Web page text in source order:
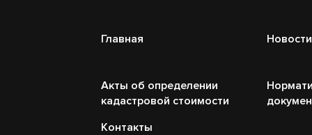
Главная Новости
Акты об определении
кадастровой стоимости
Контакты